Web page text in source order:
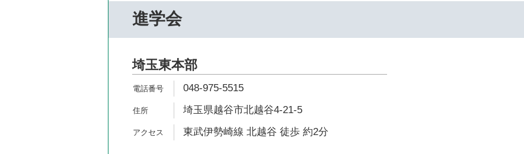
進学会
埼玉東本部
048-975-5515
埼玉県越谷市北越谷4-21-5
東武伊勢崎線 北越谷 徒歩 約2分